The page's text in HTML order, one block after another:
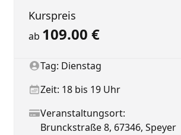
Summary
Kurspreis
ab 109.00 €
ClientTag: Dienstag
Due date
Zeit: 18 bis 19 Uhr
Status
Veranstaltungsort:
Brunckstraße 8, 67346, Speyer